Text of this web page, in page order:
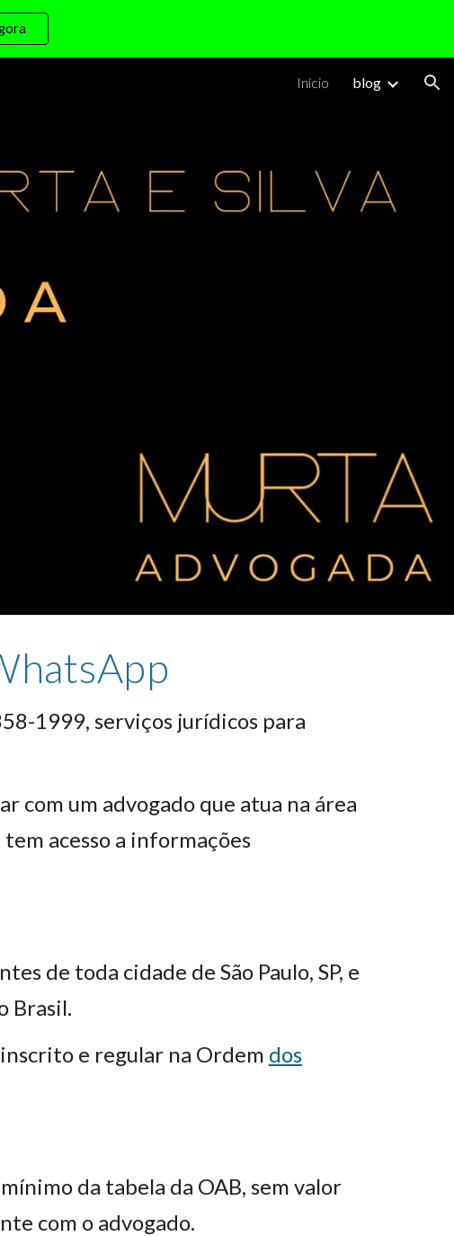
Início blog
1999, serviços jurídicos para
com um advogado que atua na área
acesso a informações
de toda cidade de São Paulo, SP, e
Brasil.
e regular na Ordem dos
da tabela da OAB, sem valor
com o advogado.